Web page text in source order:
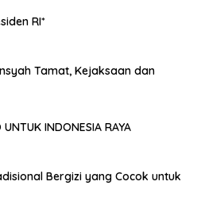
RI*
Tamat, Kejaksaan dan
INDONESIA RAYA
Bergizi yang Cocok untuk